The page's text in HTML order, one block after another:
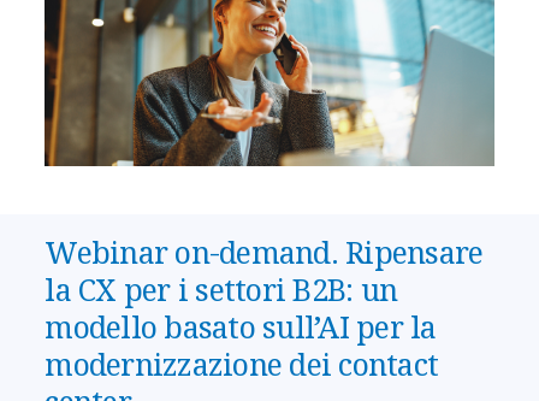
Webinar on-demand. Ripensare
la CX per i settori B2B: un
modello basato sull’AI per la
modernizzazione dei contact